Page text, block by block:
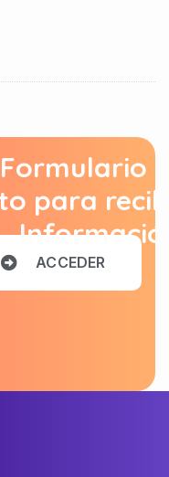
para
ACCEDER